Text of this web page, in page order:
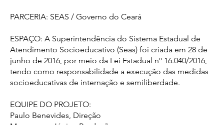
PARCERIA: SEAS / Governo do Ceará
ESPAÇO: A Superintendência do Sistema Estadual de
Atendimento Socioeducativo (Seas) foi criada em 28 de
junho de 2016, por meio da Lei Estadual nº 16.040/2016,
tendo como responsabilidade a execução das medidas
socioeducativas de internação e semiliberdade.
EQUIPE DO PROJETO:
Paulo Benevides, Direção